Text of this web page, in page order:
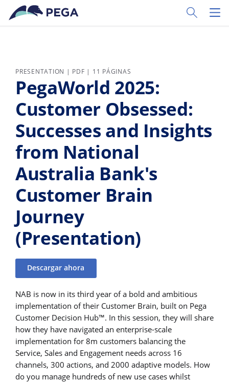
Ir al contenido principal
Toggle
PRESENTATION | PDF | 11 PÁGINAS
PegaWorld 2025:
Customer Obsessed:
Successes and Insights
from National
Australia Bank's
Customer Brain
Journey
(Presentation)
Descargar ahora
NAB is now in its third year of a bold and ambitious
implementation of their Customer Brain, built on Pega
Customer Decision Hub™. In this session, they will share
how they have navigated an enterprise-scale
implementation for 8m customers balancing the
Service, Sales and Engagement needs across 16
channels, 300 actions, and 2000 adaptive models. How
do you manage hundreds of new use cases whilst